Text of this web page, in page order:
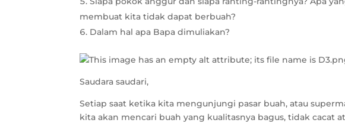
membuat kita tidak dapat berbuah?
Dalam hal apa Bapa dimuliakan?
Saudara saudari,
Setiap saat ketika kita mengunjungi pasar buah, atau
kita akan mencari buah yang kualitasnya bagus, tidak cacat